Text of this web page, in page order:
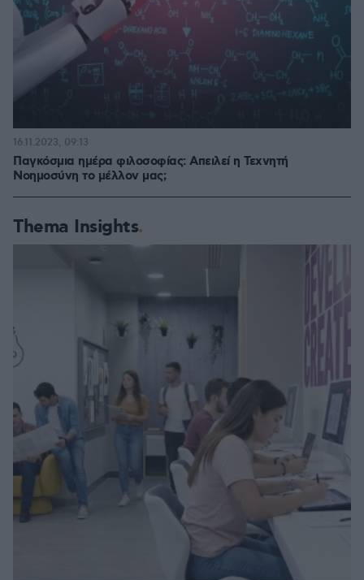
Παγκόσμια ημέρα φιλοσοφίας: Απειλεί η Τεχνητή
Νοημοσύνη το μέλλον μας;
16.11.2023, 09:13
Thema Insights